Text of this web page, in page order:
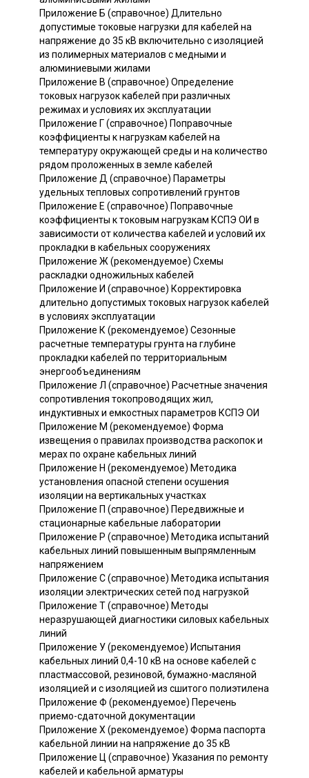
Приложение Б (справочное) Длительно
допустимые токовые нагрузки для кабелей на
напряжение до 35 кВ включительно с изоляцией
из полимерных материалов с медными и
алюминиевыми жилами
Приложение В (справочное) Определение
токовых нагрузок кабелей при различных
режимах и условиях их эксплуатации
Приложение Г (справочное) Поправочные
коэффициенты к нагрузкам кабелей на
температуру окружающей среды и на количество
рядом проложенных в земле кабелей
Приложение Д (справочное) Параметры
удельных тепловых сопротивлений грунтов
Приложение Е (справочное) Поправочные
коэффициенты к токовым нагрузкам КСПЭ ОИ в
зависимости от количества кабелей и условий их
прокладки в кабельных сооружениях
Приложение Ж (рекомендуемое) Схемы
раскладки одножильных кабелей
Приложение И (справочное) Корректировка
длительно допустимых токовых нагрузок кабелей
в условиях эксплуатации
Приложение К (рекомендуемое) Сезонные
расчетные температуры грунта на глубине
прокладки кабелей по территориальным
энергообъединениям
Приложение Л (справочное) Расчетные значения
сопротивления токопроводящих жил,
индуктивных и емкостных параметров КСПЭ ОИ
Приложение М (рекомендуемое) Форма
извещения о правилах производства раскопок и
мерах по охране кабельных линий
Приложение Н (рекомендуемое) Методика
установления опасной степени осушения
изоляции на вертикальных участках
Приложение П (справочное) Передвижные и
стационарные кабельные лаборатории
Приложение Р (справочное) Методика испытаний
кабельных линий повышенным выпрямленным
напряжением
Приложение С (справочное) Методика испытания
изоляции электрических сетей под нагрузкой
Приложение Т (справочное) Методы
неразрушающей диагностики силовых кабельных
линий
Приложение У (рекомендуемое) Испытания
кабельных линий 0,4-10 кВ на основе кабелей с
пластмассовой, резиновой, бумажно-масляной
изоляцией и с изоляцией из сшитого полиэтилена
Приложение Ф (рекомендуемое) Перечень
приемо-сдаточной документации
Приложение X (рекомендуемое) Форма паспорта
кабельной линии на напряжение до 35 кВ
Приложение Ц (справочное) Указания по ремонту
кабелей и кабельной арматуры